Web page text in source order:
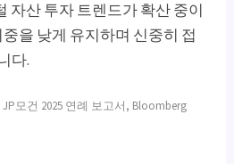
자산 투자 트렌드가 확산 중이
을 낮게 유지하며 신중히 접
다.
모건 2025 연례 보고서, Bloomberg